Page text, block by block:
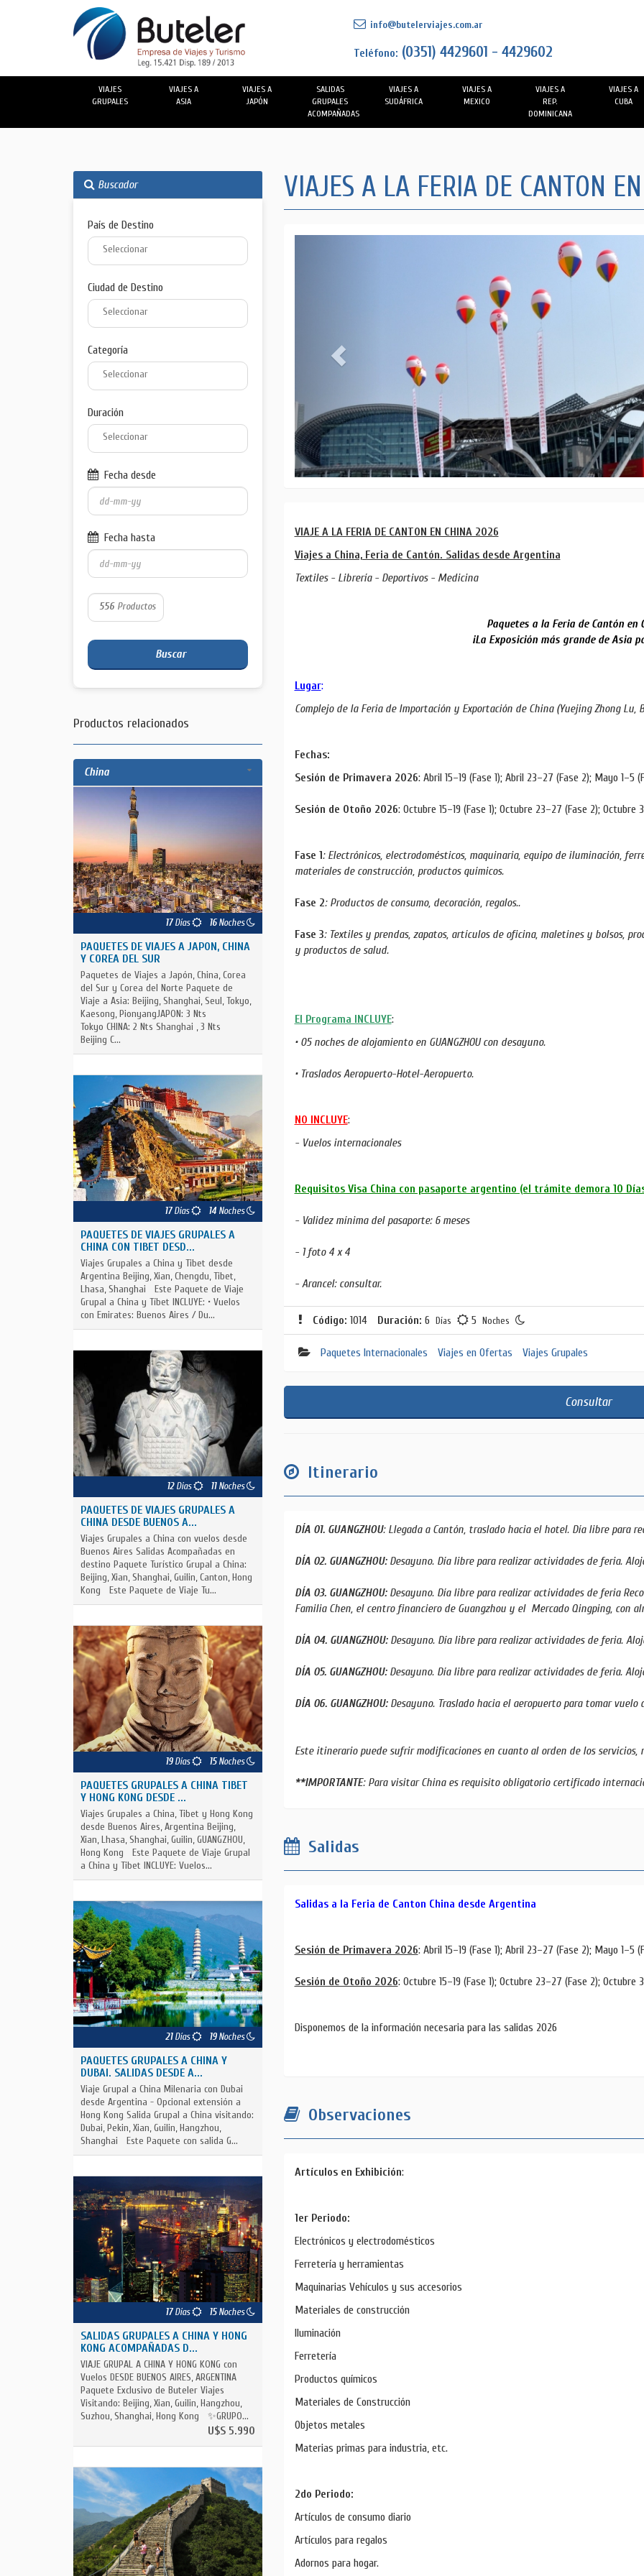
info@butelerviajes.com.ar
Teléfono: (0351) 4429601 - 4429602
VIAJES
GRUPALES
VIAJES A
ASIA
VIAJES A
JAPÓN
SALIDAS
GRUPALES
ACOMPAÑADAS
VIAJES A
SUDÁFRICA
VIAJES A
MEXICO
VIAJES A
REP.
DOMINICANA
VIAJES A
CUBA
VIAJES A LA FERIA DE CANTON
VIAJE A LA FERIA DE CANTON EN CHINA 2026
Viajes a China, Feria de Cantón. Salidas desde Argentina
Textiles - Librería - Deportivos - Medicina
Paquetes a la Feria de Cantón en
¡La Exposición más grande de Asia
Lugar:
Complejo de la Feria de Importación y Exportación de China (Yuejing Zhong Lu,
Fechas:
Sesión de Primavera 2026: Abril 15–19 (Fase 1); Abril 23–27 (Fase 2); Mayo 1–5
Sesión de Otoño 2026: Octubre 15–19 (Fase 1); Octubre 23–27 (Fase 2); Octubre
Fase 1: Electrónicos, electrodomésticos, maquinaria, equipo de iluminación,
materiales de construcción, productos químicos.
Fase 2: Productos de consumo, decoración, regalos..
Fase 3: Textiles y prendas, zapatos, artículos de oficina, maletines y bolsos,
y productos de salud.
El Programa INCLUYE:
• 05 noches de alojamiento en GUANGZHOU con desayuno.
• Traslados Aeropuerto-Hotel-Aeropuerto.
NO INCLUYE:
- Vuelos internacionales
Requisitos Visa China con pasaporte argentino (el trámite demora 10
- Validez mínima del pasaporte: 6 meses
- 1 foto 4 x 4
- Arancel: consultar.
Código: 1014 Duración: 6 Días 5 Noches
Paquetes Internacionales Viajes en Ofertas Viajes Grupales
Consultar
Itinerario
DÍA 01. GUANGZHOU: Llegada a Cantón, traslado hacia el hotel. Día libre para
DÍA 02. GUANGZHOU:Desayuno. Día libre para realizar actividades de feria.
DÍA 03. GUANGZHOU:Desayuno. Día libre para realizar actividades de feria
Familia Chen, el centro financiero de Guangzhou y el Mercado Qingping, con
DÍA 04. GUANGZHOU:Desayuno. Día libre para realizar actividades de feria.
DÍA 05. GUANGZHOU:Desayuno. Día libre para realizar actividades de feria.
DÍA 06. GUANGZHOU:Desayuno. Traslado hacia el aeropuerto para tomar vuelo
Este itinerario puede sufrir modificaciones en cuanto al orden de los servicios,
**IMPORTANTE: Para visitar China es requisito obligatorio certificado
Salidas
Salidas a la Feria de Canton China desde Argentina
Sesión de Primavera 2026: Abril 15–19 (Fase 1); Abril 23–27 (Fase 2); Mayo 1–5
Sesión de Otoño 2026: Octubre 15–19 (Fase 1); Octubre 23–27 (Fase 2); Octubre
Disponemos de la información necesaria para las salidas 2026
Observaciones
Artículos en Exhibición:
1er Periodo:
Electrónicos y electrodomésticos
Ferretería y herramientas
Maquinarias Vehículos y sus accesorios
Materiales de construcción
Iluminación
Ferretería
Productos químicos
Materiales de Construcción
Objetos metales
Materias primas para industria, etc.
2do Periodo:
Artículos de consumo diario
Artículos para regalos
Adornos para hogar.
Buscador
País de Destino
Ciudad de Destino
Categoría
Duración
Fecha desde
Fecha hasta
556Productos
Buscar
Productos relacionados
China
17Días 16Noches
PAQUETES DE VIAJES A JAPON, CHINA
Y COREA DEL SUR
Paquetes de Viajes a Japón, China, Corea
del Sur y Corea del Norte Paquete de
Viaje a Asia: Beijing, Shanghai, Seul, Tokyo,
Kaesong, PionyangJAPON: 3 Nts
Tokyo CHINA: 2 Nts Shanghai , 3 Nts
Beijing C...
17Días 14Noches
PAQUETES DE VIAJES GRUPALES A
CHINA CON TIBET DESD...
Viajes Grupales a China y Tibet desde
Argentina Beijing, Xian, Chengdu, Tibet,
Lhasa, Shanghai Este Paquete de Viaje
Grupal a China y Tíbet INCLUYE: • Vuelos
con Emirates: Buenos Aires / Du...
12Días 11Noches
PAQUETES DE VIAJES GRUPALES A
CHINA DESDE BUENOS A...
Viajes Grupales a China con vuelos desde
Buenos Aires Salidas Acompañadas en
destino Paquete Turístico Grupal a China:
Beijing, Xian, Shanghai, Guilin, Canton, Hong
Kong Este Paquete de Viaje Tu...
19Días 15Noches
PAQUETES GRUPALES A CHINA TIBET
Y HONG KONG DESDE ...
Viajes Grupales a China, Tibet y Hong Kong
desde Buenos Aires, Argentina Beijing,
Xian, Lhasa, Shanghai, Guilin, GUANGZHOU,
Hong Kong Este Paquete de Viaje Grupal
a China y Tibet INCLUYE: Vuelos...
21Días 19Noches
PAQUETES GRUPALES A CHINA Y
DUBAI. SALIDAS DESDE A...
Viaje Grupal a China Milenaria con Dubai
desde Argentina - Opcional extensión a
Hong Kong Salida Grupal a China visitando:
Dubai, Pekin, Xian, Guilin, Hangzhou,
Shanghai Este Paquete con salida G...
17Días 15Noches
SALIDAS GRUPALES A CHINA Y HONG
KONG ACOMPAÑADAS D...
VIAJE GRUPAL A CHINA Y HONG KONG con
Vuelos DESDE BUENOS AIRES, ARGENTINA
Paquete Exclusivo de Buteler Viajes
Visitando: Beijing, Xian, Guilin, Hangzhou,
Suzhou, Shanghai, Hong Kong ✨GRUPO...
U$S 5.990